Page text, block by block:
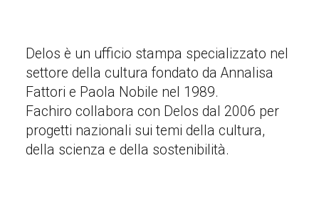
Delos è un ufficio stampa specializzato nel
settore della cultura fondato da Annalisa
Fattori e Paola Nobile nel 1989.
Fachiro collabora con Delos dal 2006 per
progetti nazionali sui temi della cultura,
della scienza e della sostenibilità.